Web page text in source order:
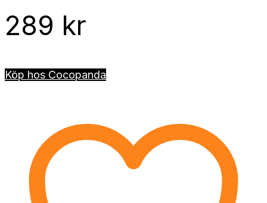
289 kr
Köp hos Cocopanda